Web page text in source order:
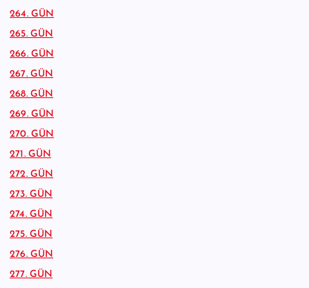
264. GÜN
265. GÜN
266. GÜN
267. GÜN
268. GÜN
269. GÜN
270. GÜN
271. GÜN
272. GÜN
273. GÜN
274. GÜN
275. GÜN
276. GÜN
277. GÜN